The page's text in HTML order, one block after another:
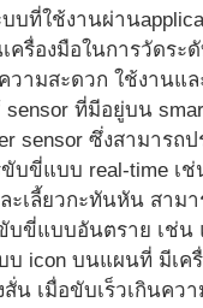
บบที่ใช้งานผ่าน
เครื่องมือในการวัดร
ามสะดวก ใช้งานแล
ที่มีอยู่บน
sensor ซึ่งสามารถ
บขี่แบบ real-time เช่
ะเลี้ยวกะทันหัน สาม
บขี่แบบอันตราย เช่น
บ icon บนแผนที่ มีเค
น เมื่อขับเร็วเกินคว